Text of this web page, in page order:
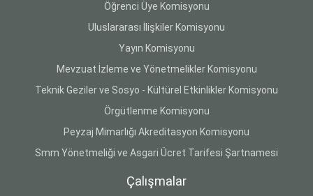
Öğrenci Üye Komisyonu
Uluslararası İlişkiler Komisyonu
Yayın Komisyonu
Mevzuat İzleme ve Yönetmelikler Komisyonu
Teknik Geziler ve Sosyo - Kültürel Etkinlikler Komisyonu
Örgütlenme Komisyonu
Peyzaj Mimarlığı Akreditasyon Komisyonu
Smm Yönetmeliği ve Asgari Ücret Tarifesi Şartnamesi
Çalışmalar